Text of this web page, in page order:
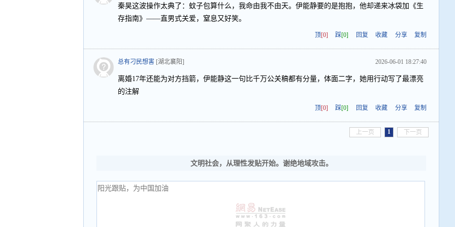
秦昊这波操作太典了：蚊子包算什么，我命由我不由天。伊能静要的是抱抱，他却递来冰袋加《生
存指南》——直男式关爱，窒息又好笑。
顶[0] 踩[0] 回复 收藏 分享 复制
总有刁民想害 [湖北襄阳] 2026-06-01 18:27:40
离婚17年还能为对方挡箭，伊能静这一句比千万公关稿都有分量，体面二字，她用行动写了最漂亮
的注解
顶[0] 踩[0] 回复 收藏 分享 复制
上一页 1 下一页
文明社会，从理性发贴开始。谢绝地域攻击。